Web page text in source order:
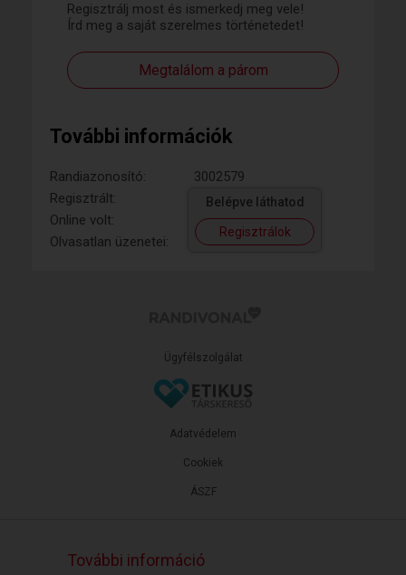
Regisztrálj most és ismerkedj meg vele!
Írd meg a saját szerelmes történetedet!
Megtalálom a párom
További információk
Randiazonosító:
3002579
Regisztrált:
Online volt:
Olvasatlan üzenetei:
Belépve láthatod
Regisztrálok
Ügyfélszolgálat
ÁSZF
Adatvédelem
Cookiek
További információ